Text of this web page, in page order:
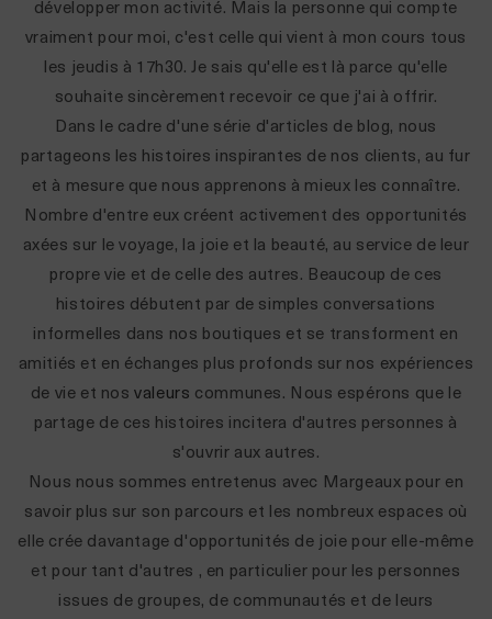
développer mon activité. Mais la personne qui compte
vraiment pour moi, c'est celle qui vient à mon cours tous
les jeudis à 17h30. Je sais qu'elle est là parce qu'elle
souhaite sincèrement recevoir ce que j'ai à offrir.
Dans le cadre d'une série d'articles de blog, nous
partageons les histoires inspirantes de nos clients, au fur
et à mesure que nous apprenons à mieux les connaître.
Nombre d'entre eux créent activement des opportunités
axées sur le voyage, la joie et la beauté, au service de leur
propre vie et de celle des autres. Beaucoup de ces
histoires débutent par de simples conversations
informelles dans nos boutiques et se transforment en
amitiés et en échanges plus profonds sur nos expériences
de vie et nosvaleurs communes. Nous espérons que le
partage de ces histoires incitera d'autres personnes à
s'ouvrir aux autres.
Nous nous sommes entretenus avec Margeaux pour en
savoir plus sur son parcours et les nombreux espaces où
elle crée davantage d'opportunités de joie pour elle-même
et pour tant d'autres , en particulier pour les personnes
issues de groupes, de communautés et de leurs